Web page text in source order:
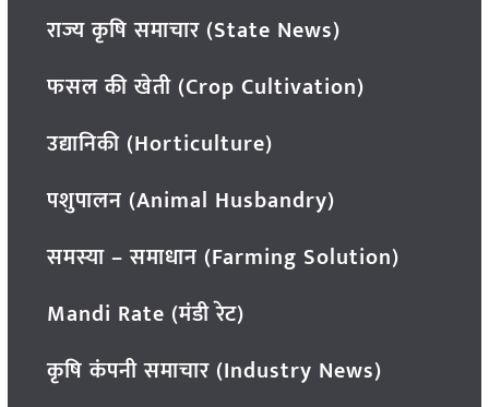
राज्य कृषि समाचार (State News)
फसल की खेती (Crop Cultivation)
उद्यानिकी (Horticulture)
पशुपालन (Animal Husbandry)
समस्या – समाधान (Farming Solution)
Mandi Rate (मंडी रेट)
कृषि कंपनी समाचार (Industry News)